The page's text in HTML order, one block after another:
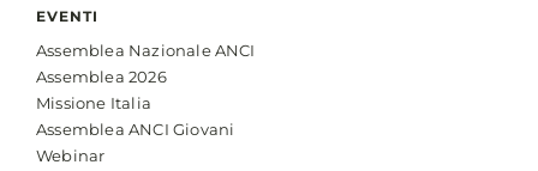
EVENTI
Assemblea Nazionale ANCI
Assemblea 2026
Missione Italia
Assemblea ANCI Giovani
Webinar